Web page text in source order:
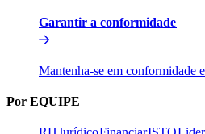
Garantir a conformidade​​
Mantenha-se em conformidade
Por EQUIPE​​